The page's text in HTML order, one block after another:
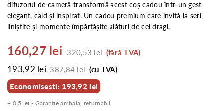
difuzorul de cameră transformă acest coș cadou într-un gest
elegant, cald și inspirat. Un cadou premium care invită la seri
liniștite și momente împărtășite alături de cei dragi.
160,27 lei 320,53 lei(fără TVA)
193,92 lei 387,84 lei(cu TVA)
Economisesti: 193,92 lei
+ 0.5 lei - Garantie ambalaj returnabil